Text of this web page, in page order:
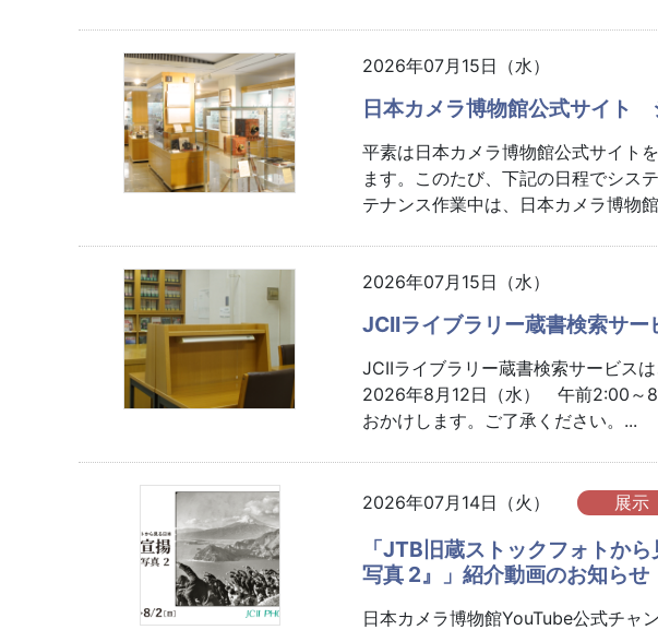
2026年07月15日（水）
日本カメラ博物館公式サイト
平素は日本カメラ博物館公式サイト
ます。このたび、下記の日程でシス
テナンス作業中は、日本カメラ博物
2026年07月15日（水）
JCIIライブラリー蔵書検索サ
JCIIライブラリー蔵書検索サービス
2026年8月12日（水） 午前2:00～
おかけします。ご了承ください。...
2026年07月14日（火） 展示
「JTB旧蔵ストックフォトか
写真 2』」紹介動画のお知らせ
日本カメラ博物館YouTube公式チャ